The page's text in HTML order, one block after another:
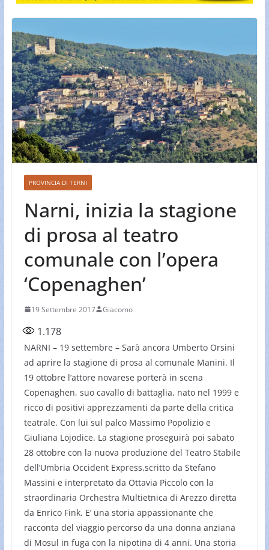
PROVINCIA DI TERNI
Narni, inizia la stagione
di prosa al teatro
comunale con l’opera
‘Copenaghen’
19 Settembre 2017 Giacomo
1.178
NARNI – 19 settembre – Sarà ancora Umberto Orsini
ad aprire la stagione di prosa al comunale Manini. Il
19 ottobre l’attore novarese porterà in scena
Copenaghen, suo cavallo di battaglia, nato nel 1999 e
ricco di positivi apprezzamenti da parte della critica
teatrale. Con lui sul palco Massimo Popolizio e
Giuliana Lojodice. La stagione proseguirà poi sabato
28 ottobre con la nuova produzione del Teatro Stabile
dell’Umbria Occident Express,scritto da Stefano
Massini e interpretato da Ottavia Piccolo con la
straordinaria Orchestra Multietnica di Arezzo diretta
da Enrico Fink. E’ una storia appassionante che
racconta del viaggio percorso da una donna anziana
di Mosul in fuga con la nipotina di 4 anni. Una storia